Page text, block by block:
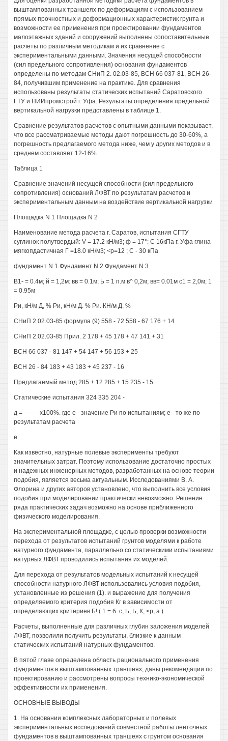
выштампованных траншеях по деформациям с использованием
прямых прочностных и деформационных характеристик грунта и
возможности ее применения при проектировании фундаментов
малоэтажных зданий и сооружений выполнены сопоставительные
расчеты по различным методикам и их сравнение с
экспериментальными данными. Значения несущей способности
(сил предельного сопротивления) основания фундаментов
определены по методам СНиП 2. 02.03-85, ВСН 66 037-81, ВСН 26-
84, получившим применение на практике. Для сравнения
использованы результаты статических испытаний Саратовского
ГТУ и НИИпромстрой г. Уфа. Результаты определения предельной
вертикальной нагрузки представлены в таблице 1.
Сравнение результатов расчетов с опытными данными показывает,
что все рассматриваемые методы дают погрешность до 30-60%, а
погрешность предлагаемого метода ниже, чем у других методов и в
среднем составляет 12-16%.
Таблица 1
Сравнение значений несущей способности (сил предельного
сопротивления) оснований ЛФВТ по результатам расчетов и
экспериментальным данным на воздействие вертикальной нагрузки
Площадка N 1 Площадка N 2
Наименование метода расчета г. Саратов, испытания СГТУ
суглинок полутвердый: V = 17.2 кН/м3; ф = 17°: С 16кПа г. Уфа глина
мягкопдастичная Г =18.0 кН/м3; <р=12 ; С - 30 кПа
фундамент N 1 Фундамент N 2 Фундамент N 3
В1- = 0.4м; й = 1,2м: вв = 0.1м; Ь = 1 п.м в^ 0,2м; вв= 0.01м с1 = 2,0м; 1
= 0.95м
Ри, кН/м Д, % Ри, кН/м Д. % Ри. КН/м Д, %
СНиП 2.02.03-85 формула (9) 558 - 72 558 - 67 176 + 14
СНиП 2.02.03-85 Прил. 2 178 + 45 178 + 47 141 + 31
ВСН 66 037 - 81 147 + 54 147 + 56 153 + 25
ВСН 26 - 84 183 + 43 183 + 45 237 - 16
Предлагаемый метод 285 + 12 285 + 15 235 - 15
Статические испытания 324 335 204 -
д = ------- х100%. где е - значение Ри по испытаниям; е - то же по
результатам расчета
е
Как известно, натурные полевые эксперименты требуют
значительных затрат. Поэтому использование достаточно простых
и надежных инженерных методов, разработанных на основе теории
подобия, является весьма актуальным. Исследованиями В. А.
Флорина и других авторов установлено, что выполнить все условия
подобия при моделировании практически невозможно. Решение
ряда практических задач возможно на основе приближенного
физического моделирования.
На экспериментальной площадке, с целью проверки возможности
перехода от результатов испытаний грунтов моделями к работе
натурного фундамента, параллельно со статическими испытаниями
натурных ЛФВТ проводились испытания их моделей.
Для перехода от результатов модельных испытаний к несущей
способности натурного ЛФВТ использовались условия подобия,
установленные из решения (1). и выражение для получения
определяемого критерия подобия Кг в зависимости от
определяющих критериев Б! ( 1 = б. с, Ь, Ь, К, <р, а ).
Расчеты, выполненные для различных глубин заложения моделей
ЛФВТ, позволили получить результаты, близкие к данным
статических испытаний натурных фундаментов.
В пятой главе определена область рационального применения
фундаментов в выштампованных траншеях, даны рекомендации по
проектированию и рассмотрены вопросы технико-экономической
эффективности их применения.
ОСНОВНЫЕ ВЫВОДЫ
1. На основании комплексных лабораторных и полевых
экспериментальных исследований совместной работы ленточных
фундаментов в выштампованных траншеях с грунтом основания